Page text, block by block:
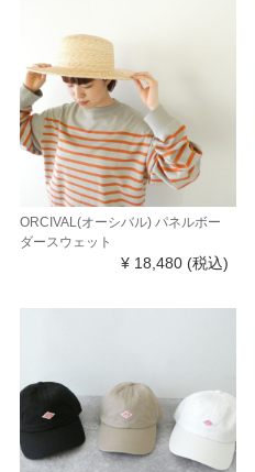
ORCIVAL(オーシバル) パネルボー
ダースウェット
¥ 18,480 (税込)